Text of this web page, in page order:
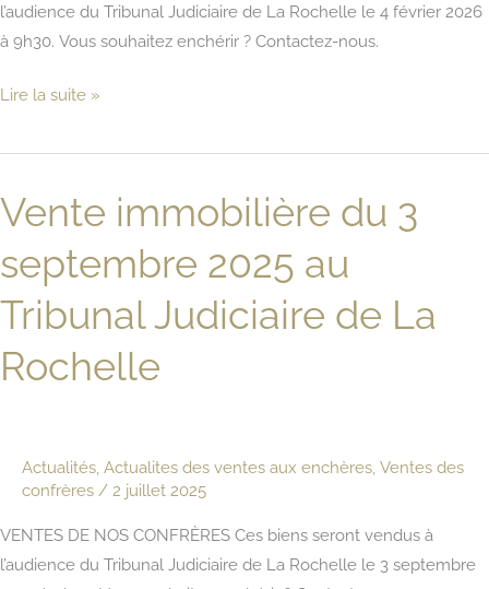
l’audience du Tribunal Judiciaire de La Rochelle le 4 février 2026
à 9h30. Vous souhaitez enchérir ? Contactez-nous.
Vente
du
février
au
Tribunal
Judiciaire
de
Lire la suite »
Vente immobilière du 3
septembre 2025 au
Tribunal Judiciaire de La
Rochelle
Actualités Actualites des ventes aux enchères Ventes des
confrères / 2 juillet 2025
VENTES DE NOS CONFRÈRES Ces biens seront vendus à
l’audience du Tribunal Judiciaire de La Rochelle le 3 septembre